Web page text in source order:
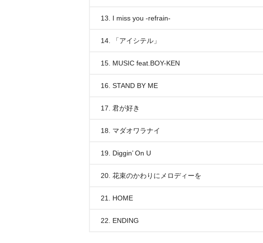
13. I miss you -refrain-
14. 「アイシテル」
15. MUSIC feat.BOY-KEN
16. STAND BY ME
17. 君が好き
18. マダオワラナイ
19. Diggin’ On U
20. 花束のかわりにメロディーを
21. HOME
22. ENDING